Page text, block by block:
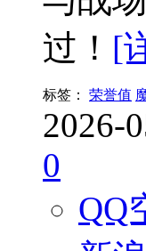
过！ [
标签： 荣誉值
2026-
0
QQ